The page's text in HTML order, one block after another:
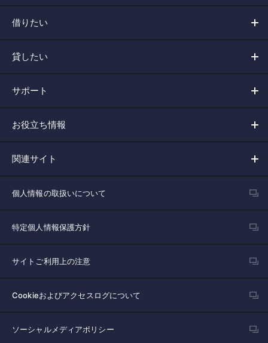
借りたい
貸したい
サポート
お役立ち情報
関連サイト
個人情報の取扱いについて
特定個人情報保護方針
サイトご利用上の注意
Cookieおよびアクセスログについて
ソーシャルメディアポリシー